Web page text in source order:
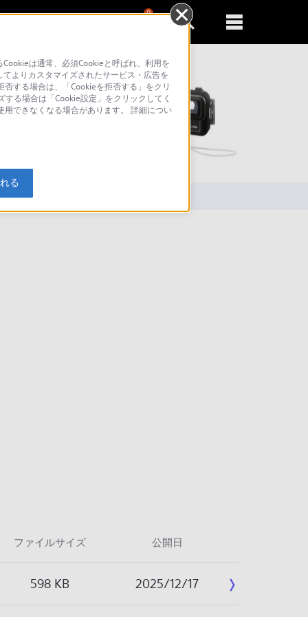
0
ファイルサイズ 公開日
598 KB 2025/12/17
は通常、必須Cookieと呼ばれ、利用を
よりカスタマイズされたサービス・広告を
する場合は、「Cookieを拒否する」をクリ
る場合は「Cookie設定」をクリックしてく
できなくなる場合があります。 詳細につい
る